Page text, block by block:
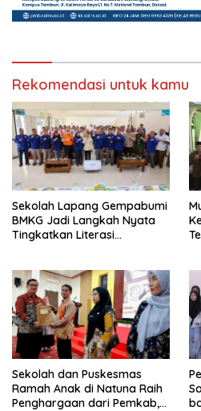
Rekomendasi untuk kamu
Sekolah Lapang Gempabumi
BMKG Jadi Langkah Nyata
Tingkatkan Literasi
Sekolah dan Puskesmas
Ramah Anak di Natuna Raih
Penghargaan dari Pemkab,